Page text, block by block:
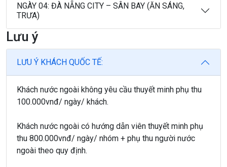
NGÀY 04: ĐÀ NẴNG CITY – SÂN BAY (ĂN SÁNG,
TRƯA)
Lưu ý
LƯU Ý KHÁCH QUỐC TẾ:
Khách nước ngoài không yêu cầu thuyết minh phụ thu
100.000vnđ/ ngày/ khách.
Khách nước ngoài có hướng dẫn viên thuyết minh phụ
thu 800.000vnđ/ ngày/ nhóm + phụ thu người nước
ngoài theo quy định.